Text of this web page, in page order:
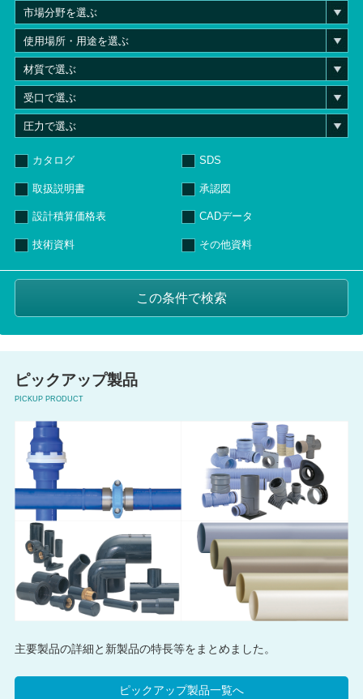
カタログ SDS
取扱説明書 承認図
設計積算価格表 CADデータ
技術資料 その他資料
ピックアップ製品
PICKUP PRODUCT
主要製品の詳細と新製品の特長等をまとめました。
ピックアップ製品一覧へ